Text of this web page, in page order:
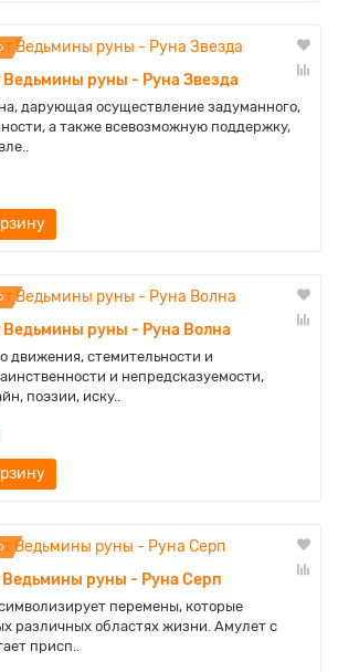
Ведьмины руны - Руна Звезда
дарующая осуществление задуманного,
а также всевозможную поддержку,
Ведьмины руны - Руна Волна
движения, стемительности и
и непредсказуемости,
поэзии, иску..
Ведьмины руны - Руна Серп
перемены, которые
различных областях жизни. Амулет с
присп..